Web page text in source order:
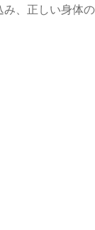
、正しい身体